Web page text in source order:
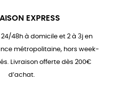
EXPRESS
48h à domicile et 2 à 3j en
métropolitaine, hors week-
Livraison offerte dès 200€
d’achat.